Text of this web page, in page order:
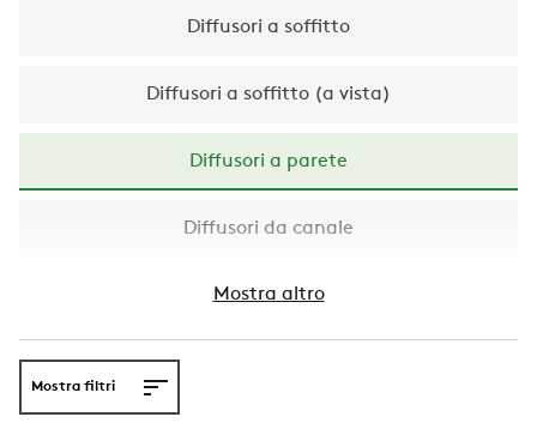
Diffusori a soffitto
Diffusori a soffitto (a vista)
Diffusori a parete
Diffusori da canale
Mostra altro
Mostra filtri